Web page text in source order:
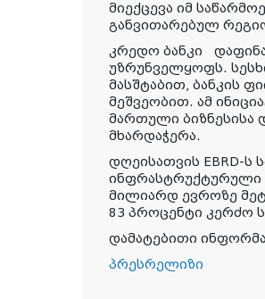
მიექცევა იმ
განვითარებულ
კრედო ბანკი
უზრუნველყოფს.
მასშტაბით, ბანკის
მეშვეობით. ამ
მართული
მხარდაჭერა.
დღეისათვის EBRD-
ინფრასტრუქტურული
მილიარდ ევროზე
83 პროცენტი კერძო
დამატებითი
პრესრელიზი